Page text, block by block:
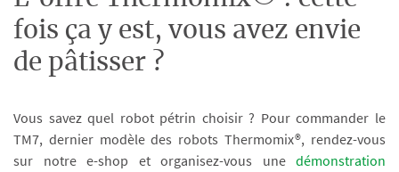
fois ça y est, vous avez envie
de pâtisser ?
Vous savez quel robot pétrin choisir ? Pour commander le
TM7, dernier modèle des robots Thermomix®, rendez-vous
sur notre e-shop et organisez-vous une démonstration